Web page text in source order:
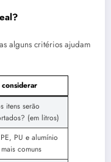
alguns critérios ajudam
itens serão
(em litros)
PU e alumínio
comuns